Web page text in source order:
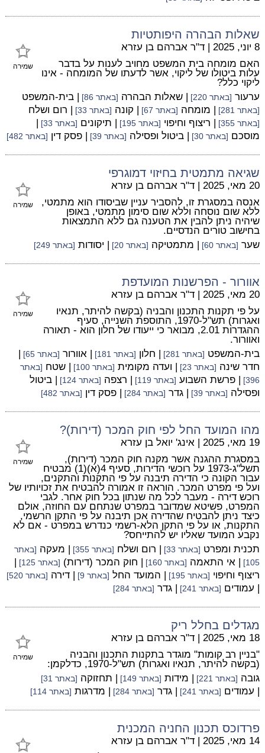
שאלות הבהרה היפותטיות
שמירה
8 יוני, 2025 | ד"ר אברהם בן עזרא
האם מומחה בית המשפט מחויב לענות על בדבר
עלות ביטולו של ליקוי, אשר לדעתו של המומחה - אינו
ליקוי כלל?
ערעור [באתר 220] | שאלות הבהרה [באתר 86] | בית-המשפט
[באתר 281] | מומחה [באתר 67] | קונה [באתר 33] | רום ושלח
[באתר 355] | ריצוף וחיפוי [באתר 195] | תיקונים [באתר 33]
|
מוסכם [באתר 30] | ביטול ופסילה [באתר 39] | פסק דין [באתר 482]
שגיאה מתמטית בחיזוי דמוגרפי
שמירה
20 מאי, 2025 | ד"ר אברהם בן עזרא
אנסה במסגרת זו, להסביר עניין שביסודו הוא מתמטי,
ללא שום נוסחה וללא שום סימון מתמטי, באופן
שיהיה ניתן להבין את הטענה גם ללא התמצאות
בחישוב טורים הנדסיים.
שער [באתר 60] | מתמטיקה [באתר 20] | יסודות [באתר 249]
אוורור - הפרשנות המועדפת
שמירה
20 מאי, 2025 | ד"ר אברהם בן עזרא
על פי תקנות התכנון והבניה (בקשה להיתר, תנאיו
ואגרות) תש"ל-1970, התוספת השנייה, סעיף
ההגדרות 2.01, מבואר כי ייעודו של חלון הוא - תאורה
ואוורור.
בית-המשפט [באתר 281] | חלון [באתר 181] | אוורור [באתר 65]
|
חדר שינה [באתר 23] | ועדה מקומית [באתר 100] | שטח [באתר
396]
| פרשת השבוע [באתר 119] | רצפה [באתר 124]
| ביטול
ופסילה [באתר 39] | גדר [באתר 284] | פסק דין [באתר 482]
מהו המועד החל לפי חוק המכר (דירות)?
שמירה
19 מאי, 2025 | אינג' יואל בן עזרא
במסגרת ההגנה אשר מקנה חוק המכר (דירות),
תשל"ג-1973 על רוכשי הדירות, סעיף 4(א)(1) מבטיח
עבור הקונה כי הדירה תיבנה על פי התקנות והתקנים,
ועל פי מפרט המכר. הוראה זו אמורה להבטיח את זכויותיו של
רוכש דירה - מעבר לכל מה שנתון בכל חוק אחר. לגבי
המפרט, פשיטא שמדובר במפרט שנתחם עם החוזה, אולם
כיצד ניתן להבטיח שהדירה אכן תיבנה על פי התקן הרשמי,
התקנות, או על פי התקן הלא-רשמי כנדרש במפרט - אם לא
נקבע המועד שאליו יש להתייחס?
תכנית ומפרט [באתר 33] | רום ושלח [באתר 355] | מעקה [באתר
105]
| אי התאמה [באתר 160] | חוק המכר (דירות) [באתר 125]
|
ריצוף וחיפוי [באתר 195] | המועד החל [באתר 9] | דירה [באתר 520]
| עמודים [באתר 241] | גדר [באתר 284]
מגדלים בחלל ריק
שמירה
18 מאי, 2025 | ד"ר אברהם בן עזרא
"בניין רב קומות" מוגדר בתקנות התכנון והבניה
(בקשה להיתר, תנאיו ואגרות) תש"ל-1970, כדלקמן:
גובה [באתר 221] | מידות [באתר 149] | תחזוקה [באתר 31]
| עמודים [באתר 241] | גדר [באתר 284] | מדרגות [באתר 114]
פרדוכס תכנון החניה המכנית
14 מאי, 2025 | ד"ר אברהם בן עזרא